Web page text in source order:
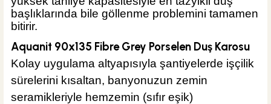
başlıklarında bile göllenme problemini tamamen
bitirir.
Aquanit 90x135 Fibre Grey Porselen Duş Karosu
Kolay uygulama altyapısıyla şantiyelerde işçilik
sürelerini kısaltan, banyonuzun zemin
seramikleriyle hemzemin (sıfır eşik)